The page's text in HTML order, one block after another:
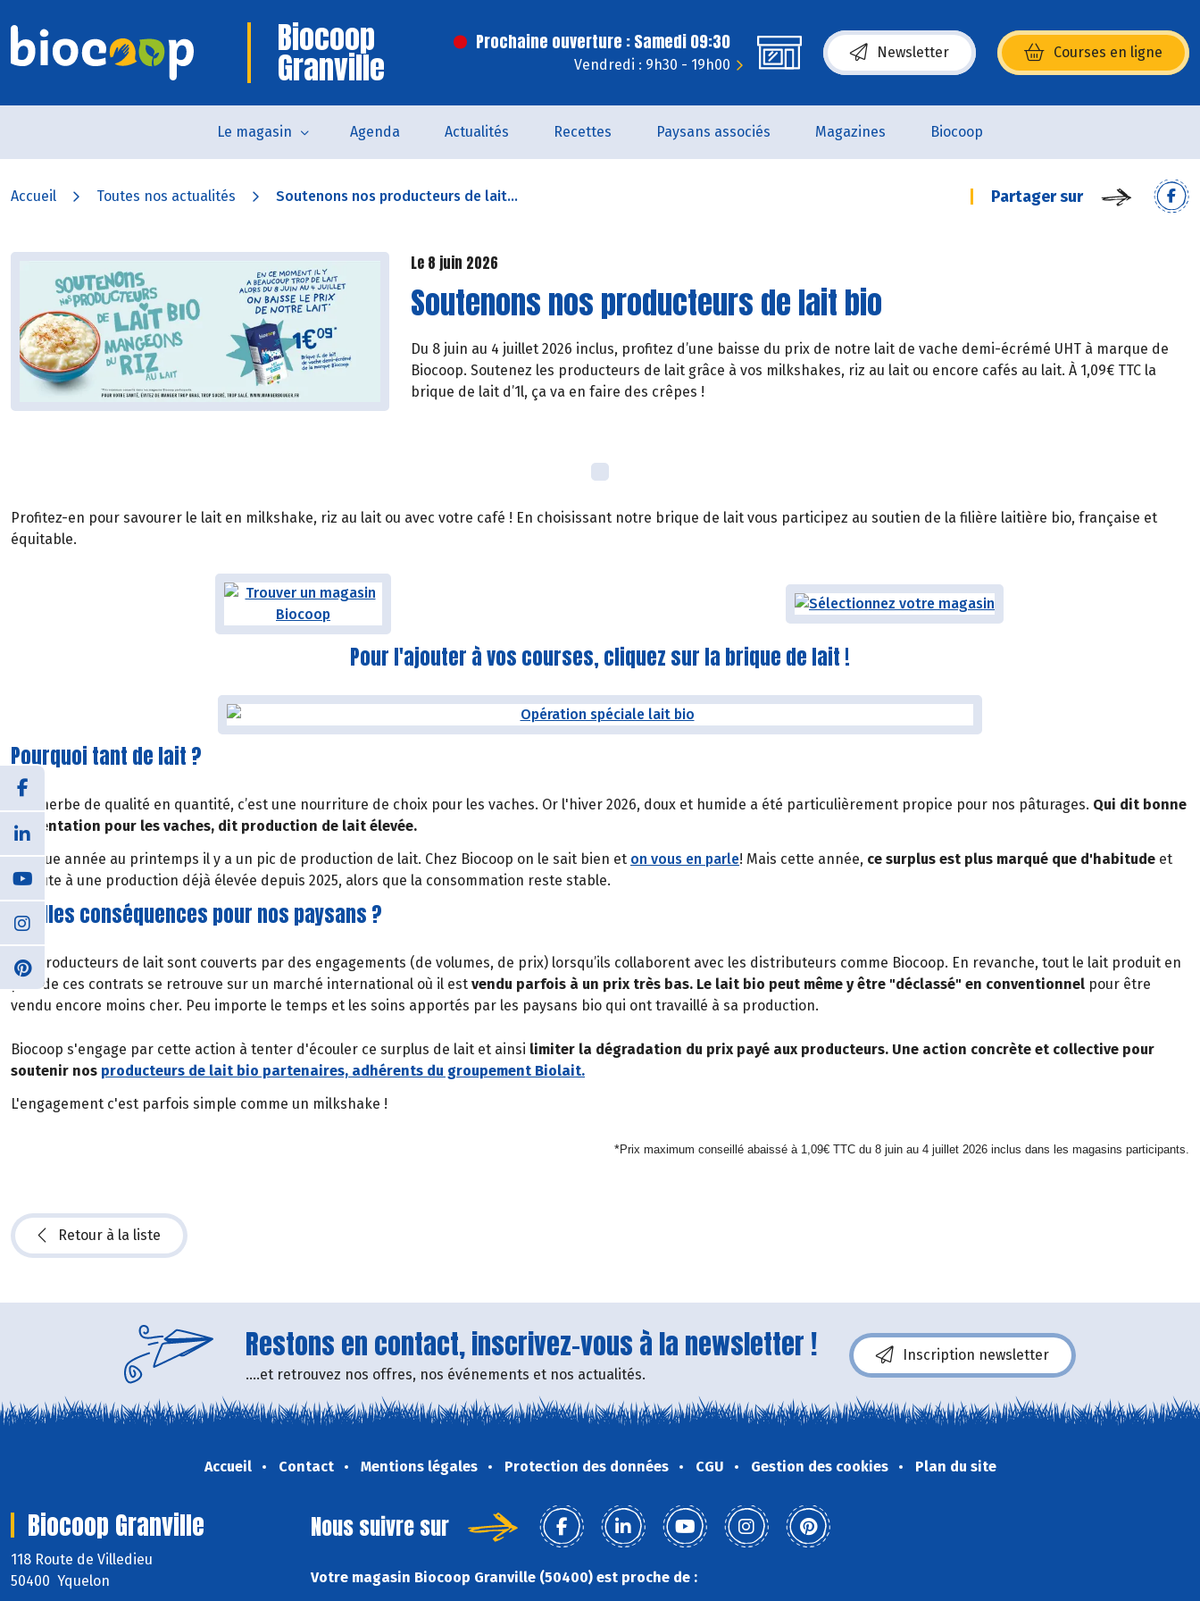
Biocoop
Granville
Prochaine ouverture : Samedi 09:30
Vendredi : 9h30 - 19h00
Newsletter Courses en ligne
(s’ouvre dans une nouvelle fenêtre)
Le magasin Agenda Actualités Recettes Paysans associés Magazines Biocoop
Accueil Toutes nos actualités Soutenons nos producteurs de lait... Partager sur
Le 8 juin 2026
Soutenons nos producteurs de lait bio
Du 8 juin au 4 juillet 2026 inclus, profitez d’une baisse du prix de notre lait de vache demi-écrémé UHT à marque de
Biocoop. Soutenez les producteurs de lait grâce à vos milkshakes, riz au lait ou encore cafés au lait. À 1,09€ TTC la
brique de lait d’1l, ça va en faire des crêpes !
Profitez-en pour savourer le lait en milkshake, riz au lait ou avec votre café ! En choisissant notre brique de lait vous participez au soutien de la filière laitière bio, française et
équitable.
Pour l'ajouter à vos courses, cliquez sur la brique de lait !
Pourquoi tant de lait ?
Une herbe de qualité en quantité, c’est une nourriture de choix pour les vaches. Or l'hiver 2026, doux et humide a été particulièrement propice pour nos pâturages. Qui dit bonne
alimentation pour les vaches, dit production de lait élevée.
Chaque année au printemps il y a un pic de production de lait. Chez Biocoop on le sait bien et on vous en parle! Mais cette année, ce surplus est plus marqué que d'habitude et
s’ajoute à une production déjà élevée depuis 2025, alors que la consommation reste stable.
Quelles conséquences pour nos paysans ?
Les producteurs de lait sont couverts par des engagements (de volumes, de prix) lorsqu’ils collaborent avec les distributeurs comme Biocoop. En revanche, tout le lait produit en
plus de ces contrats se retrouve sur un marché international où il est vendu parfois à un prix très bas. Le lait bio peut même y être "déclassé" en conventionnel pour être
vendu encore moins cher. Peu importe le temps et les soins apportés par les paysans bio qui ont travaillé à sa production.
Biocoop s'engage par cette action à tenter d'écouler ce surplus de lait et ainsi limiter la dégradation du prix payé aux producteurs. Une action concrète et collective pour
soutenir nos producteurs de lait bio partenaires, adhérents du groupement Biolait.
L'engagement c'est parfois simple comme un milkshake !
*Prix maximum conseillé abaissé à 1,09€ TTC du 8 juin au 4 juillet 2026 inclus dans les magasins participants.
Retour à la liste
Restons en contact, inscrivez-vous à la newsletter !
....et retrouvez nos offres, nos événements et nos actualités.
Inscription newsletter
Accueil Contact Mentions légales Protection des données CGU Gestion des cookies Plan du site
Biocoop Granville
118 Route de Villedieu
50400 Yquelon
Nous suivre sur
Votre magasin Biocoop Granville (50400) est proche de :